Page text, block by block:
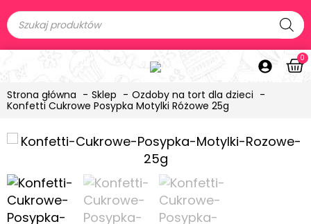
0
Strona główna Sklep
Ozdoby na tort dla dzieci
Konfetti Cukrowe Posypka Motylki Różowe 25g